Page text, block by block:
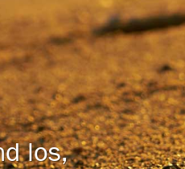
los,